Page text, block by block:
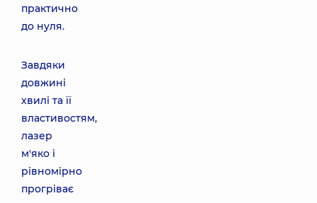
практично
до нуля.
Завдяки
довжині
хвилі та її
властивостям,
лазер
м'яко і
рівномірно
прогріває